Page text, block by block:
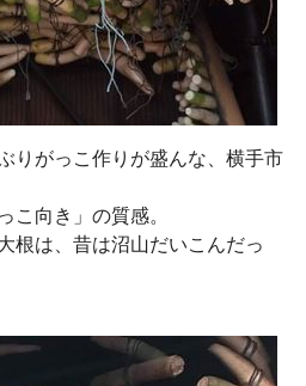
りがっこ作りが盛んな、横手市
こ向き」の質感。
根は、昔は沼山だいこんだっ